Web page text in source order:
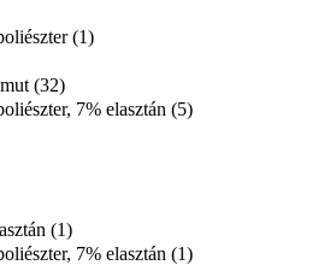
(1)
(32)
7% elasztán (5)
(1)
7% elasztán (1)